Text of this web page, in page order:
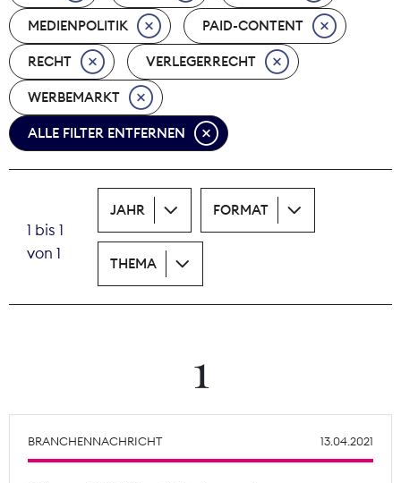
Nachwuchs
Nova Award
Pressefreiheit
Print
Recht
Tarifpolitik
Theodor-Wolff-Preis
Mitgliederbereich
MEDIENPOLITIK PAID-CONTENT
RECHT VERLEGERRECHT
WERBEMARKT
ALLE FILTER ENTFERNEN
1 bis 1
von 1
JAHR FORMAT
THEMA
1
BRANCHENNACHRICHT 13.04.2021